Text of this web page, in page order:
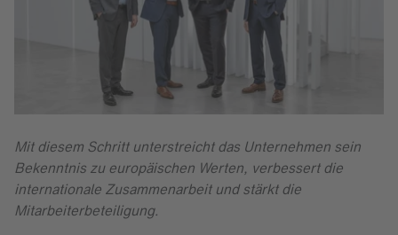
Mit diesem Schritt unterstreicht das Unternehmen sein
Bekenntnis zu europäischen Werten, verbessert die
internationale Zusammenarbeit und stärkt die
Mitarbeiterbeteiligung.